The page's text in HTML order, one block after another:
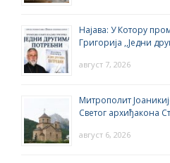
Најава: У Котору
Григорија ,,Једни
август 7, 2026
Митрополит
Светог архиђакона
август 6, 2026